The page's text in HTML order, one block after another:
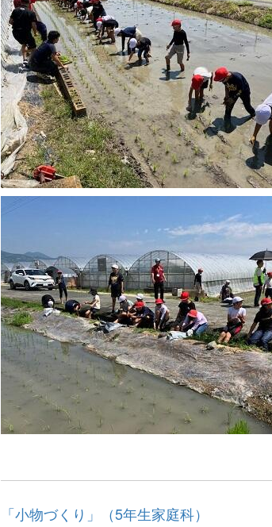
「小物づくり」（5年生家庭科）